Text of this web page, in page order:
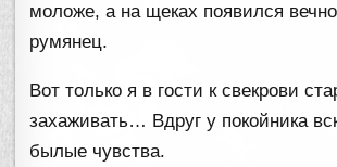
моложе, а на щеках появился
румянец.
Вот только я в гости к свекрови
захаживать… Вдруг у покойника
былые чувства.